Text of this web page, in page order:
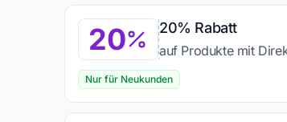
20 20% Rabatt
auf Produkte mit
Nur für Neukunden